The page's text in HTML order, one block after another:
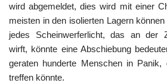
wird abgemeldet, dies wird mit einer
meisten in den isolierten Lagern
jedes Scheinwerferlicht, das an der
wirft, könnte eine Abschiebung
geraten hunderte Menschen in
treffen könnte.